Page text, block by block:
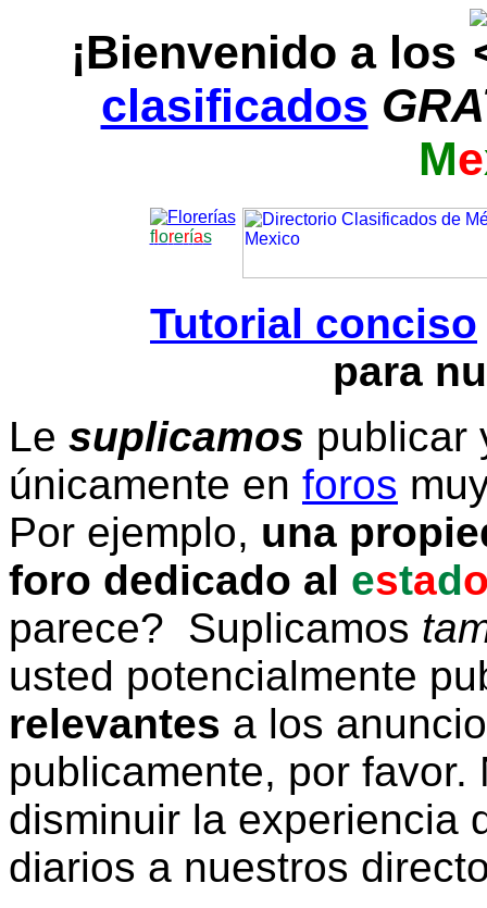
¡Bienvenido a los
clasificados
Me
florerías
Tutorial conciso
para
Le suplicamos publicar
únicamente en foros
Por ejemplo, una
foro dedicado al estad
parece? Suplicamos
usted potencialmente
relevantes a los
publicamente, por
disminuir la experiencia
diarios a nuestros